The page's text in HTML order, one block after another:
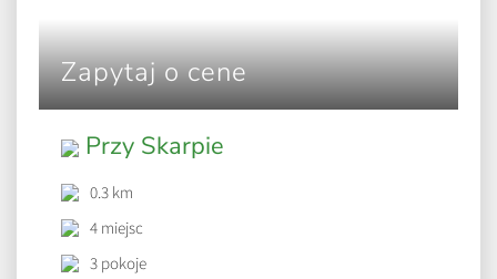
Zapytaj o cene
Przy Skarpie
0.3 km
4 miejsc
3 pokoje